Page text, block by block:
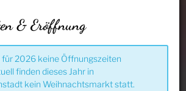
& Eröffnung
für 2026 keine Öffnungszeiten
finden dieses Jahr in
kein Weihnachtsmarkt statt.